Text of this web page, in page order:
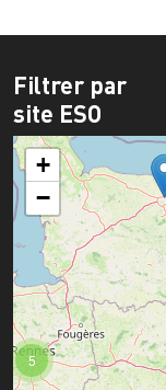
Filtrer par
site ESO
5
+
−